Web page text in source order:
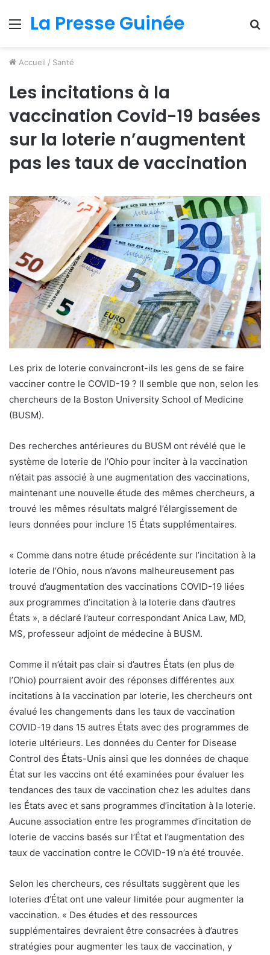
Menu
La Presse Guinée
Accueil / Santé
Les incitations à la
vaccination Covid-19 basées
sur la loterie n’augmentent
pas les taux de vaccination
Les prix de loterie convaincront-ils les gens de se faire
vacciner contre le COVID-19 ? Il semble que non, selon les
chercheurs de la Boston University School of Medicine
(BUSM).
Des recherches antérieures du BUSM ont révélé que le
système de loterie de l’Ohio pour inciter à la vaccination
n’était pas associé à une augmentation des vaccinations,
maintenant une nouvelle étude des mêmes chercheurs, a
trouvé les mêmes résultats malgré l’élargissement de
leurs données pour inclure 15 États supplémentaires.
« Comme dans notre étude précédente sur l’incitation à la
loterie de l’Ohio, nous n’avons malheureusement pas
trouvé d’augmentation des vaccinations COVID-19 liées
aux programmes d’incitation à la loterie dans d’autres
États », a déclaré l’auteur correspondant Anica Law, MD,
MS, professeur adjoint de médecine à BUSM.
Comme il n’était pas clair si d’autres États (en plus de
l’Ohio) pourraient avoir des réponses différentes aux
incitations à la vaccination par loterie, les chercheurs ont
évalué les changements dans les taux de vaccination
COVID-19 dans 15 autres États avec des programmes de
loterie ultérieurs. Les données du Center for Disease
Control des États-Unis ainsi que les données de chaque
État sur les vaccins ont été examinées pour évaluer les
tendances des taux de vaccination chez les adultes dans
les États avec et sans programmes d’incitation à la loterie.
Aucune association entre les programmes d’incitation de
loterie de vaccins basés sur l’État et l’augmentation des
taux de vaccination contre le COVID-19 n’a été trouvée.
Selon les chercheurs, ces résultats suggèrent que les
loteries d’État ont une valeur limitée pour augmenter la
vaccination. « Des études et des ressources
supplémentaires devraient être consacrées à d’autres
stratégies pour augmenter les taux de vaccination, y